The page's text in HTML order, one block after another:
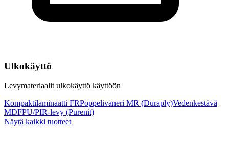
Ulkokäyttö
Levymateriaalit ulkokäyttö käyttöön
Kompaktilaminaatti FRPoppelivaneri MR (Duraply)Vedenkestävä
MDFPU/PIR-levy (Purenit)
Näytä kaikki tuotteet